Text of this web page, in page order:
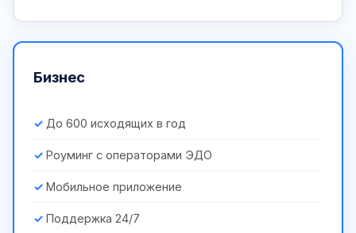
Бизнес
До 600 исходящих в год
Роуминг с операторами ЭДО
Мобильное приложение
Поддержка 24/7